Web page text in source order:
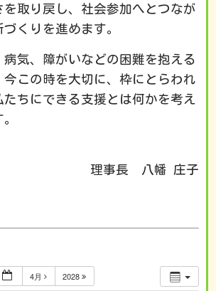
を取り戻し、社会参加へとつなが
くりを進めます。
病気、障がいなどの困難を抱える
今この時を大切に、枠にとらわれ
ちにできる支援とは何かを考え
理事長 八幡 庄子
4月 2028